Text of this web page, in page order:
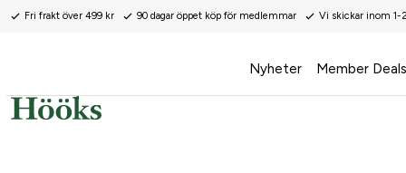
Fri frakt över 499 kr 90 dagar öppet köp för medlemmar Vi skickar inom 1-
Nyheter Member Deals